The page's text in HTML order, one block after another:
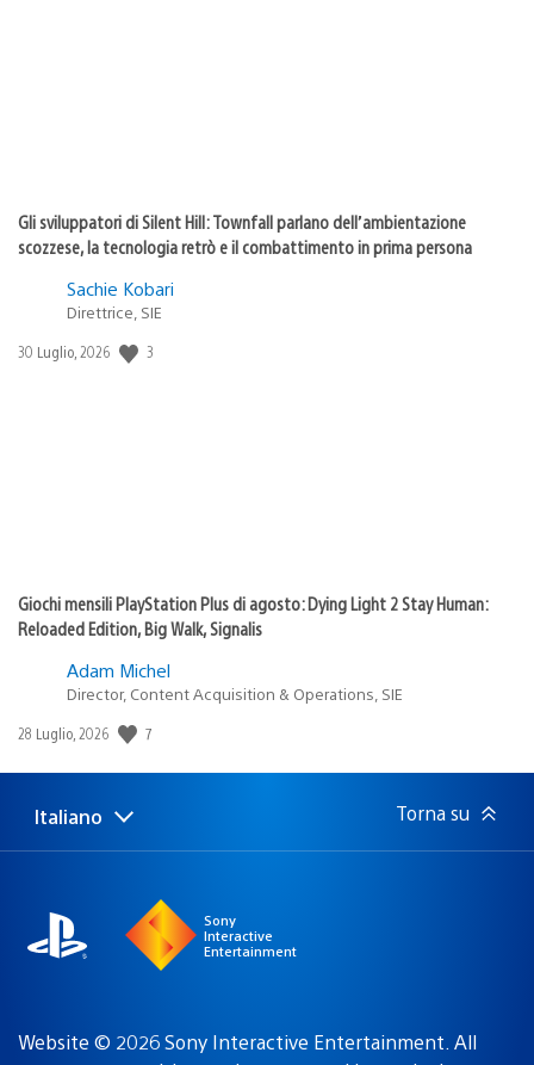
Gli sviluppatori di Silent Hill: Townfall parlano dell’ambientazione
scozzese, la tecnologia retrò e il combattimento in prima persona
Sachie Kobari
Direttrice, SIE
Data
30 Luglio, 2026 3
Giochi mensili PlayStation Plus di agosto: Dying Light 2 Stay Human:
Reloaded Edition, Big Walk, Signalis
Adam Michel
Director, Content Acquisition & Operations, SIE
Data
pubblicazione:
28 Luglio, 2026 7
Seleziona
una
Regione
attuale:
Italiano Torna su
Sony
Interactive
Entertainment
Website © 2026 Sony Interactive Entertainment. All